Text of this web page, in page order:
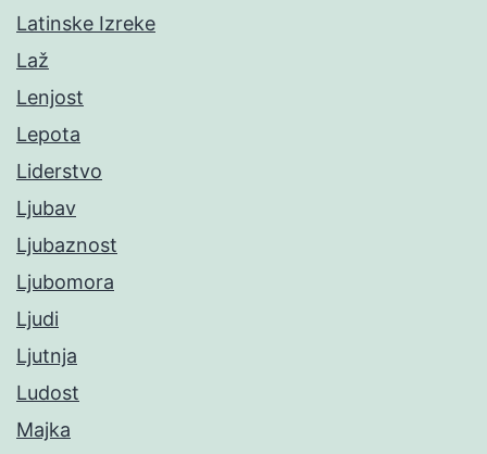
Latinske Izreke
Laž
Lenjost
Lepota
Liderstvo
Ljubav
Ljubaznost
Ljubomora
Ljudi
Ljutnja
Ludost
Majka